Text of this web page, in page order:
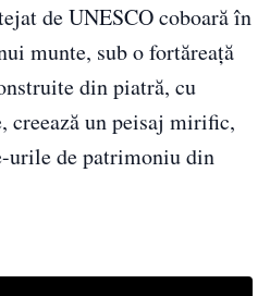
de UNESCO coboară în
munte, sub o fortăreață
din piatră, cu
creează un peisaj mirific,
urile de patrimoniu din